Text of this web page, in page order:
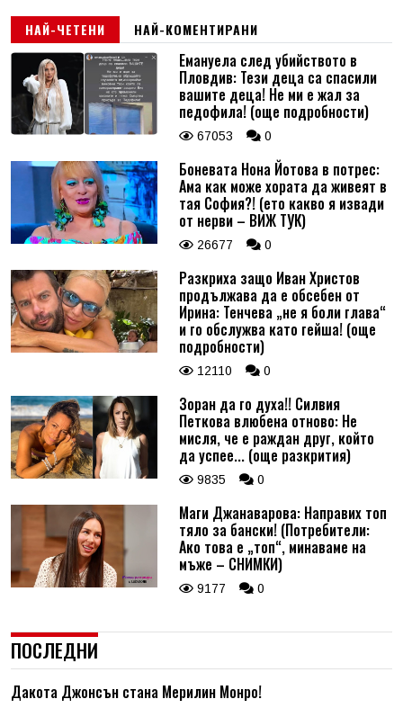
НАЙ-ЧЕТЕНИ НАЙ-КОМЕНТИРАНИ
Емануела след убийството в
Пловдив: Тези деца са спасили
вашите деца! Не ми е жал за
педофила! (още подробности)
67053 0
Боневата Нона Йотова в потрес:
Ама как може хората да живеят в
тая София?! (ето какво я извади
от нерви – ВИЖ ТУК)
26677 0
Разкриха защо Иван Христов
продължава да е обсебен от
Ирина: Тенчева „не я боли глава“
и го обслужва като гейша! (още
подробности)
12110 0
Зоран да го духа!! Силвия
Петкова влюбена отново: Не
мисля, че е раждан друг, който
да успее... (още разкрития)
9835 0
Маги Джанаварова: Направих топ
тяло за бански! (Потребители:
Ако това е „топ“, минаваме на
мъже – СНИМКИ)
9177 0
ПОСЛЕДНИ
Дакота Джонсън стана Мерилин Монро!